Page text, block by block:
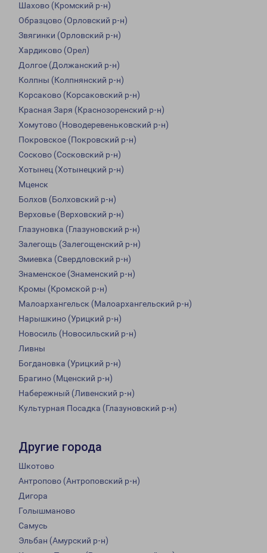
Шахово (Кромский р-н)
Образцово (Орловский р-н)
Звягинки (Орловский р-н)
Хардиково (Орел)
Долгое (Должанский р-н)
Колпны (Колпнянский р-н)
Корсаково (Корсаковский р-н)
Красная Заря (Краснозоренский р-н)
Хомутово (Новодеревеньковский р-н)
Покровское (Покровский р-н)
Сосково (Сосковский р-н)
Хотынец (Хотынецкий р-н)
Мценск
Болхов (Болховский р-н)
Верховье (Верховский р-н)
Глазуновка (Глазуновский р-н)
Залегощь (Залегощенский р-н)
Змиевка (Свердловский р-н)
Знаменское (Знаменский р-н)
Кромы (Кромской р-н)
Малоархангельск (Малоархангельский р-н)
Нарышкино (Урицкий р-н)
Новосиль (Новосильский р-н)
Ливны
Богдановка (Урицкий р-н)
Брагино (Мценский р-н)
Набережный (Ливенский р-н)
Культурная Посадка (Глазуновский р-н)
Другие города
Шкотово
Антропово (Антроповский р-н)
Дигора
Голышманово
Самусь
Эльбан (Амурский р-н)